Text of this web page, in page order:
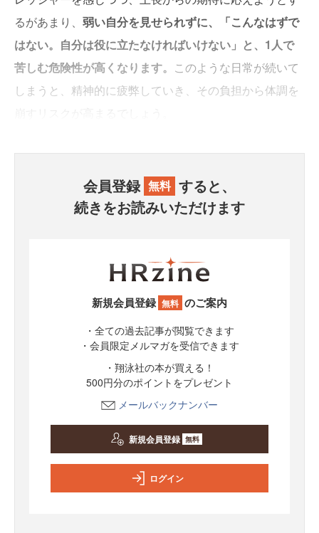
るがあまり、 弱い自分を見せられずに、「こんなはずで
はない。自分は役に立たなければいけない」と、1人で
苦しむ危険性が高くなります。 このような日常が続いて
しまうと、精神的に疲弊していき、その負担から体調を
会員登録 無料 すると、
続きをお読みいただけます
新規会員登録 無料 のご案内
・全ての過去記事が閲覧できます
・会員限定メルマガを受信できます
・翔泳社の本が買える！
500円分のポイントをプレゼント
メールバックナンバー
新規会員登録 無料
ログイン